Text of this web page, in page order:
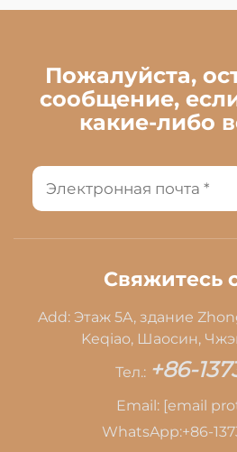
Пожалуйста,
сообщение,
какие-либо
Свяжитесь
Add: Этаж 5A, здание
Keqiao, Шаосин,
Тел.: +86-
Email: [email
WhatsApp:+86-